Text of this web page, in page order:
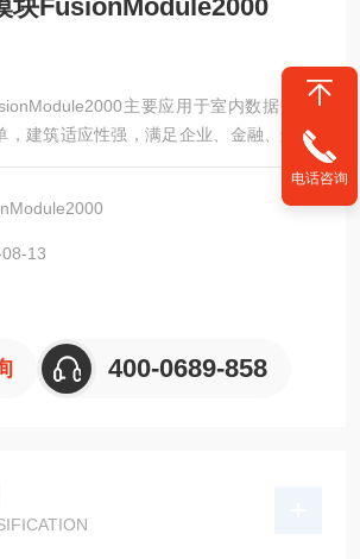
块FusionModule2000
主要应用于室内数据中心场
建筑适应性强，满足企业、金融、运营商
署需求。 FusionModule2000采用模块化设
、机柜通道、布线、监控等集成在一个模块
构筑核心子系统智能化，全面提升供配电、
性/p>
13
400-0689-858
电话咨询